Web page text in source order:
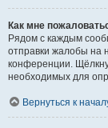
Как мне
Рядом с каждым
отправки жалобы на
конференции.
необходимых для
Вернуться к